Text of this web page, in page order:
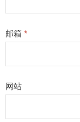
邮箱 *
网站